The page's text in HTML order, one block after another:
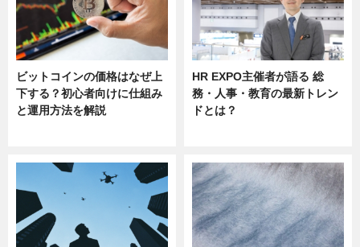
ビットコインの価格はなぜ上
下する？初心者向けに仕組み
と運用方法を解説
HR EXPO主催者が語る 総
務・人事・教育の最新トレン
ドとは？